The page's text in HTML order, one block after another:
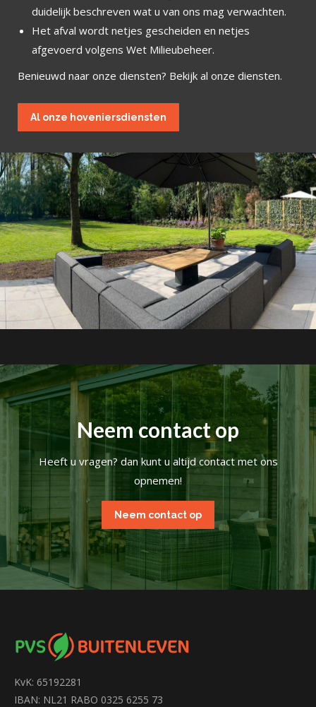
duidelijk beschreven wat u van ons mag verwachten.
Het afval wordt netjes gescheiden en netjes
afgevoerd volgens Wet Milieubeheer.
Benieuwd naar onze diensten? Bekijk al onze diensten.
Al onze hoveniersdiensten
Neem contact op
Heeft u vragen? dan kunt u altijd contact met ons
opnemen!
Neem contact op
KvK: 65192281
IBAN: NL21 RABO 0325 6255 73